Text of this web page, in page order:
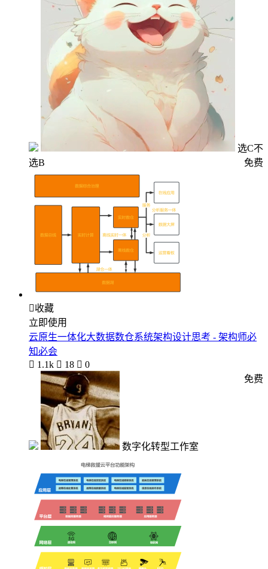
选C不
选B
免费
收藏
立即使用
云原生一体化大数据数仓系统架构设计思考 - 架构师必
知必会
 1.1k  18  0
数字化转型工作室
免费